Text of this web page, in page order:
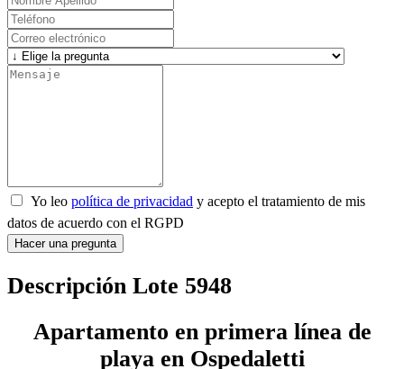
Yo leo política de privacidad y acepto el tratamiento de mis
datos de acuerdo con el RGPD
Hacer una pregunta
Descripción Lote 5948
Apartamento en primera línea de
playa en Ospedaletti